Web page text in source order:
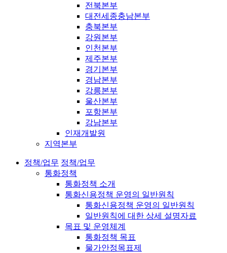
전북본부
대전세종충남본부
충북본부
강원본부
인천본부
제주본부
경기본부
경남본부
강릉본부
울산본부
포항본부
강남본부
인재개발원
지역본부
정책/업무 정책/업무
통화정책
통화정책 소개
통화신용정책 운영의 일반원칙
통화신용정책 운영의 일반원칙
일반원칙에 대한 상세 설명자료
목표 및 운영체계
통화정책 목표
물가안정목표제